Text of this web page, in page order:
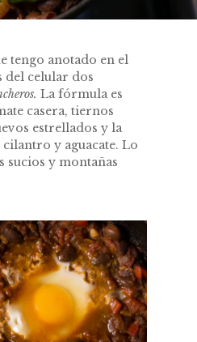
tengo anotado en el
del celular dos
La fórmula es
casera, tiernos
estrellados y la
y aguacate. Lo
sucios y montañas